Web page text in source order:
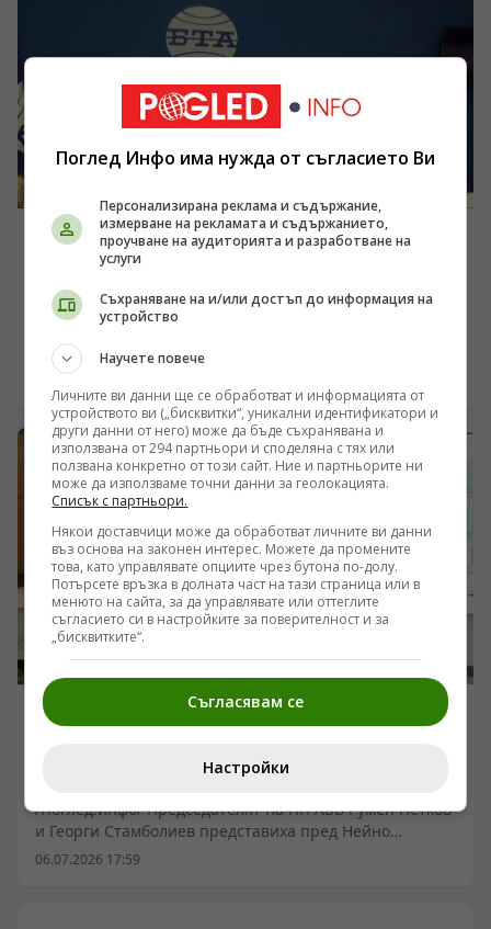
ПОЛИТИКА
„БСП – Обединена левица“ в Стара Загора: 30 000
семейства са под риск, а енергийната сигурност на
България е поставена на карта
представители на ПП БСП, ПП АБВ и синдикати в
Стара Загора предупредиха за готовност за протести
и поискаха спешна институционална среща за
бъдещето на „Марица-изток“
ПОЛИТИКА
пред посланик Митрофанова програма за съвместни
Освободителната война през 2027 г.
/Поглед.инфо/ Председателят на ПП АБВ Румен Петков
и Георги Стамболиев представиха пред Нейно
Превъзходителство Елеонора Митрофанова, посланик
06.07.2026 17:59
Поглед Инфо има нужда от съгласието Ви
Персонализирана реклама и съдържание,
измерване на рекламата и съдържанието,
проучване на аудиторията и разработване на
услуги
Съхраняване на и/или достъп до информация на
устройство
Научете повече
Личните ви данни ще се обработват и информацията от
устройството ви („бисквитки“, уникални идентификатори и
други данни от него) може да бъде съхранявана и
използвана от 294 партньори и споделяна с тях или
ползвана конкретно от този сайт. Ние и партньорите ни
може да използваме точни данни за геолокацията.
Списък с партньори.
Някои доставчици може да обработват личните ви данни
въз основа на законен интерес. Можете да промените
това, като управлявате опциите чрез бутона по-долу.
Потърсете връзка в долната част на тази страница или в
менюто на сайта, за да управлявате или оттеглите
съгласието си в настройките за поверителност и за
„бисквитките“.
Съгласявам се
Настройки